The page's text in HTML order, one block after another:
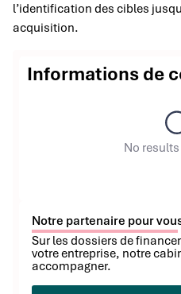
l’identification des cibles
acquisition.
Informations de
No
Notre partenaire pour
Sur les dossiers de
votre entreprise, notre
accompagner.